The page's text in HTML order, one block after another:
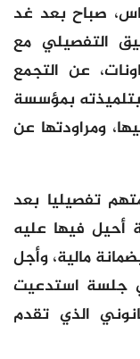
صباح بعد غد
التفصيلي مع
عن التجمع
بتلميذته بمؤسسة
ومراودتها عن
تفصيليا بعد
أحيل فيها عليه
مالية، وأجل
جلسة استدعيت
الذي تقدم